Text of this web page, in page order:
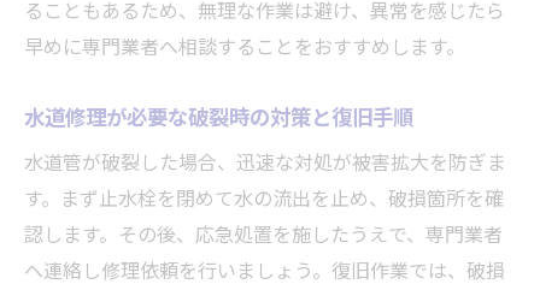
ることもあるため、無理な作業は避け、異常を感じたら
早めに専門業者へ相談することをおすすめします。
水道修理が必要な破裂時の対策と復旧手順
水道管が破裂した場合、迅速な対処が被害拡大を防ぎま
す。まず止水栓を閉めて水の流出を止め、破損箇所を確
認します。その後、応急処置を施したうえで、専門業者
へ連絡し修理依頼を行いましょう。復旧作業では、破損